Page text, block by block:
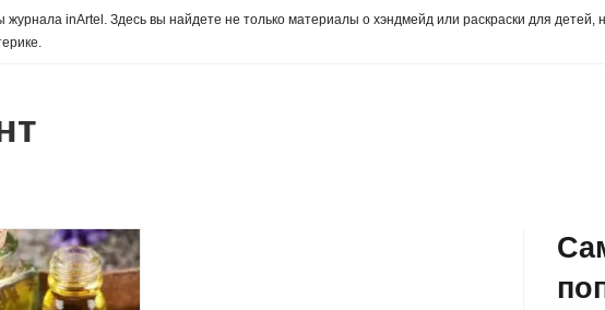
inArtel. Здесь вы найдете не только материалы о хэндмейд или раскраски для детей,